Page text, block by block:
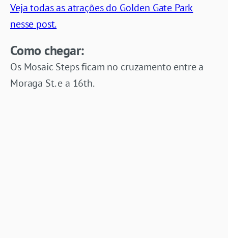
Veja todas as atrações do Golden Gate Park
nesse post.
Como chegar:
Os Mosaic Steps ficam no cruzamento entre a
Moraga St. e a 16th.